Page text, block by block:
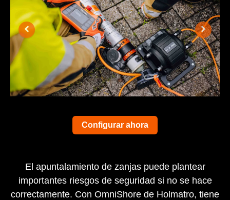
Configurar ahora
El apuntalamiento de zanjas puede plantear
importantes riesgos de seguridad si no se hace
correctamente. Con OmniShore de Holmatro, tiene